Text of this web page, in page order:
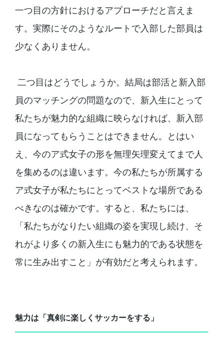
一つ目の方針におけるアプローチだと言えま
す。実際にそのようなルートで入部した部員は
少なくありません。
二つ目はどうでしょうか。結局は部活と新入部
員のマッチングの問題なので、新入生にとって
私たちが魅力的な組織に映らなければ、新入部
員になってもらうことはできません。とはい
え、今のア式女子の形を無理矢理変えてまで人
を集めるのは違います。今の私たちが所属する
ア式女子が私たちにとってベストな場所である
べきなのは確かです。すると、私たちには、
「私たちがなりたい組織の姿を実現し続け、そ
れがより多くの新入生にも魅力的である状態を
常に生み出すこと」が有効だと考えられます。
魅力は「真剣に楽しくサッカーをする」